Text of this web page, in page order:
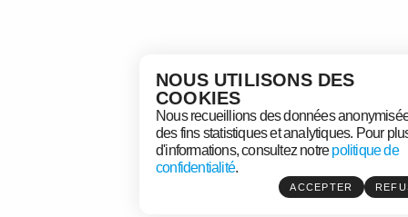
NOUS UTILISONS DES
COOKIES
Nous recueillions des données
des fins statistiques et analytiques. Pour
d'informations, consultez notrepolitique de
confidentialité.
ACCEPTER